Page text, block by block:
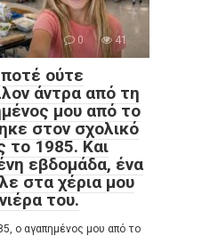
0 41
ούτε
άντρα από τη
μου από το
στον σχολικό
το 1985. Και
εβδομάδα, ένα
στα χέρια μου
του.
ο αγαπημένος μου από το